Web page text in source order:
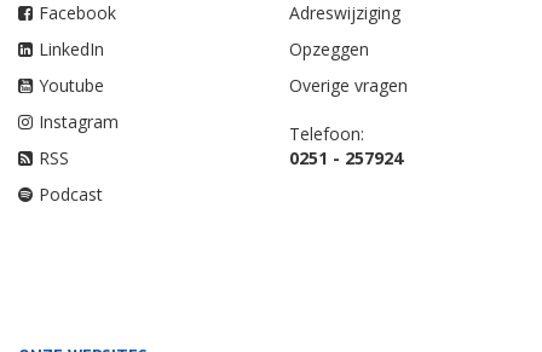
Facebook
LinkedIn
Youtube
Instagram
RSS
Podcast
Adreswijziging
Opzeggen
Overige vragen
Telefoon:
0251 - 257924